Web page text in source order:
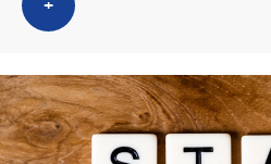
a
l
a
o
d
o
+